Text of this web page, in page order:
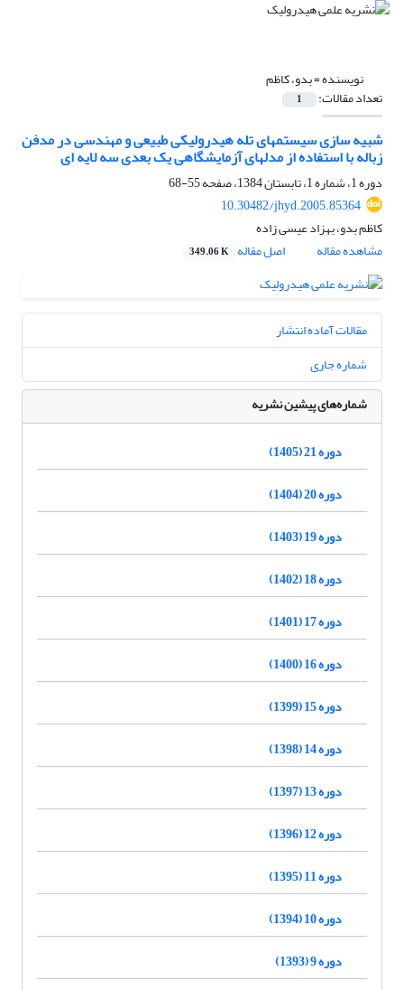
نویسنده =بدو، کاظم
تعداد مقالات: 1
شبیه سازی سیستمهای تله هیدرولیکی طبیعی و مهندسی در مدفن
زباله با استفاده از مدلهای آزمایشگاهی یک بعدی سه لایه ای
دوره 1، شماره 1، تابستان 1384، صفحه
55-68
10.30482/jhyd.2005.85364
کاظم بدو، بهزاد عیسی زاده
مشاهده مقاله
اصل مقاله 349.06 K
مقالات آماده انتشار
شماره جاری
شماره‌های پیشین نشریه
دوره 21 (1405)
دوره 20 (1404)
دوره 19 (1403)
دوره 18 (1402)
دوره 17 (1401)
دوره 16 (1400)
دوره 15 (1399)
دوره 14 (1398)
دوره 13 (1397)
دوره 12 (1396)
دوره 11 (1395)
دوره 10 (1394)
دوره 9 (1393)